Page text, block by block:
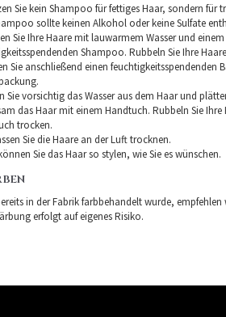
Sie kein Shampoo für fettiges Haar, sondern für
sollte keinen Alkohol oder keine Sulfate
Sie Ihre Haare mit lauwarmem Wasser und einem
Shampoo. Rubbeln Sie Ihre
Sie anschließend einen feuchtigkeitsspendenden
Sie vorsichtig das Wasser aus dem Haar und
das Haar mit einem Handtuch. Rubbeln Sie
trocken.
Sie die Haare an der Luft trocknen.
Sie das Haar so stylen, wie Sie es wünschen.
in der Fabrik farbbehandelt wurde,
erfolgt auf eigenes Risiko.